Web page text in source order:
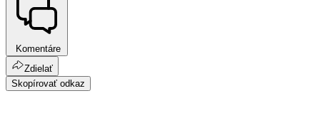
Komentáre
Zdielať
Skopírovať odkaz